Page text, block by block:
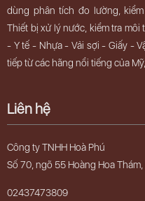
dùng phân tích đo lường,
Thiết bị xử lý nước, kiểm tra
- Y tế - Nhựa - Vải sợi - Giấy -
tiếp từ các hãng nổi tiếng của
Liên hệ
Công ty TNHH Hoà Phú
Số 70, ngõ 55 Hoàng Hoa
02437473809